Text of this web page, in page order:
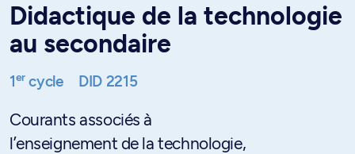
Didactique de la technologie
au secondaire
1ercycle DID 2215
Courants associés à
l’enseignement de la technologie,